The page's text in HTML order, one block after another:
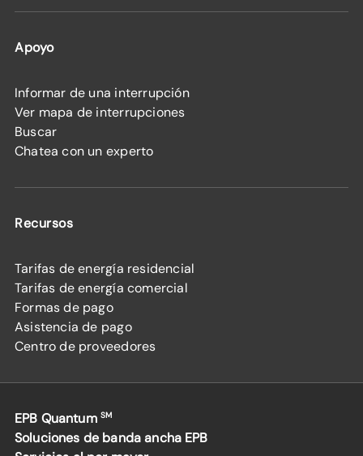
Apoyo
Informar de una interrupción
Ver mapa de interrupciones
Buscar
Chatea con un experto
Recursos
Tarifas de energía residencial
Tarifas de energía comercial
Formas de pago
Asistencia de pago
Centro de proveedores
EPB Quantum SM
Soluciones de banda ancha EPB